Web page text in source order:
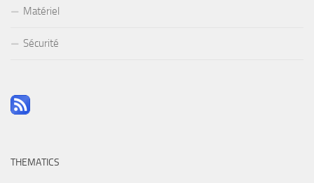
Matériel
Sécurité
THEMATICS